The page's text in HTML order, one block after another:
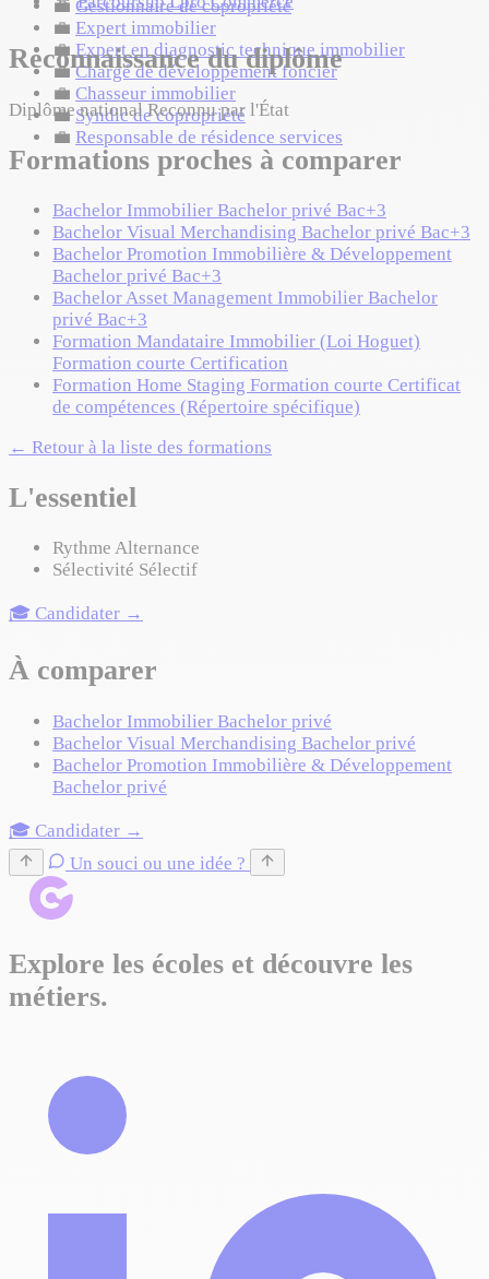
💼 Gestionnaire de copropriété
💼 Expert immobilier
💼 Expert en diagnostic technique immobilier
💼 Chargé de développement foncier
💼 Chasseur immobilier
💼 Syndic de copropriété
💼 Responsable de résidence services
Reconnaissance du diplôme
Diplôme national Reconnu par l'État
Formations proches à comparer
Bachelor Immobilier Bachelor privé Bac+3
Bachelor Visual Merchandising Bachelor privé Bac+3
Bachelor Promotion Immobilière & Développement
Bachelor privé Bac+3
Bachelor Asset Management Immobilier Bachelor
privé Bac+3
Formation Mandataire Immobilier (Loi Hoguet)
Formation courte Certification
Formation Home Staging Formation courte Certificat
de compétences (Répertoire spécifique)
← Retour à la liste des formations
L'essentiel
Rythme Alternance
Sélectivité Sélectif
🎓 Candidater →
À comparer
Bachelor Immobilier Bachelor privé
Bachelor Visual Merchandising Bachelor privé
Bachelor Promotion Immobilière & Développement
Bachelor privé
🎓 Candidater →
Un souci ou une idée ?
Explore les écoles et découvre les
métiers.